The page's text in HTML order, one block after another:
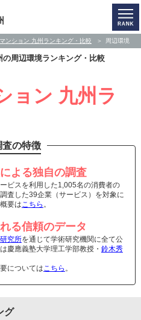
ンション 九州ランキング・比較 周辺環境
の周辺環境ランキング・比較
ョン 九州ラ
査の特徴
よる独自の調査
ビスを利用した1,005名の消費者の
査した39企業（サービス）を対象に
要はこちら 。
る信頼のデータ
究所を通じて学術研究機関に全て公
慶應義塾大学理工学部教授・ 鈴木秀
についてはこちら 。
グ